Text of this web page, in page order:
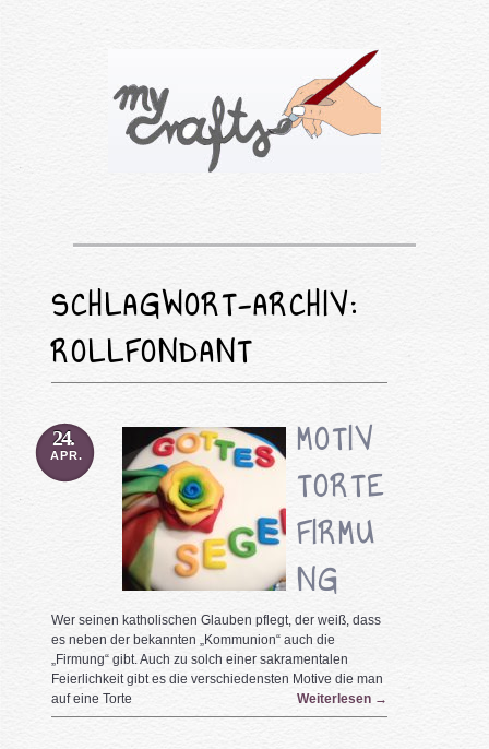
SCHLAGWORT-ARCHIV:
ROLLFONDANT
24.
APR.
MOTIV
TORTE
FIRMU
NG
Wer seinen katholischen Glauben pflegt, der weiß, dass
es neben der bekannten „Kommunion“ auch die
„Firmung“ gibt. Auch zu solch einer sakramentalen
Feierlichkeit gibt es die verschiedensten Motive die man
auf eine Torte
Weiterlesen →